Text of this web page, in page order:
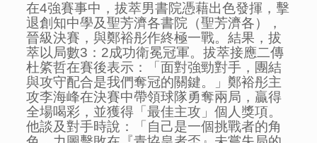
在4強賽事中，拔萃男書院憑藉出色發揮，擊
退創知中學及聖芳濟各書院（聖芳濟各），
晉級決賽，與鄭裕彤作終極一戰。結果，拔
萃以局數3：2成功衛冕冠軍。拔萃接應二傳
杜綮哲在賽後表示：「面對強勁對手，團結
與攻守配合是我們奪冠的關鍵。」鄭裕彤主
攻李海峰在決賽中帶領球隊勇奪兩局，贏得
全場喝彩，並獲得「最佳主攻」個人獎項。
他談及對手時說：「自己是一個挑戰者的角